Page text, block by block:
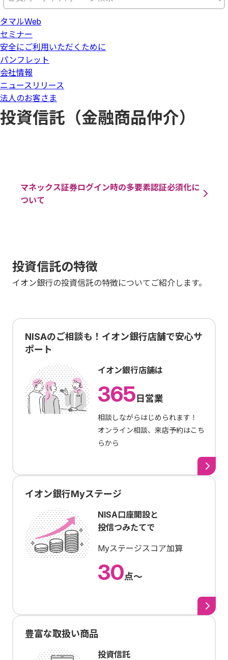
タマルWeb
セミナー
安全にご利用いただくために
パンフレット
会社情報
ニュースリリース
法人のお客さま
投資信託（金融商品仲介）
マネックス証券ログイン時の多要素認証必須化に
ついて
投資信託の特徴
イオン銀行の投資信託の特徴についてご紹介します。
NISAのご相談も！イオン銀行店舗で安心サ
ポート
イオン銀行店舗は
365 日営業
相談しながらはじめられます！
オンライン相談、来店予約はこち
らから
イオン銀行Myステージ
NISA口座開設と
投信つみたてで
Myステージスコア加算
30点〜
豊富な取扱い商品
投資信託